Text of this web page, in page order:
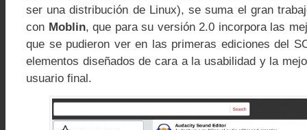
ser una distribución de Linux), se suma el gran
con Moblin, que para su versión 2.0 incorpora las
que se pudieron ver en las primeras ediciones del
elementos diseñados de cara a la usabilidad y la
usuario final.